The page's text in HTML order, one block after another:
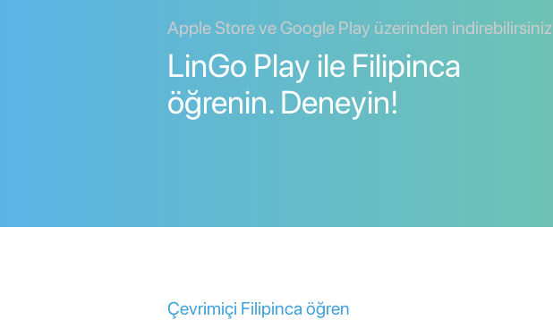
Apple Store ve Google Play üzerinden indirebilirsiniz
LinGo Play ile Filipinca
öğrenin. Deneyin!
Çevrimiçi Filipinca öğren